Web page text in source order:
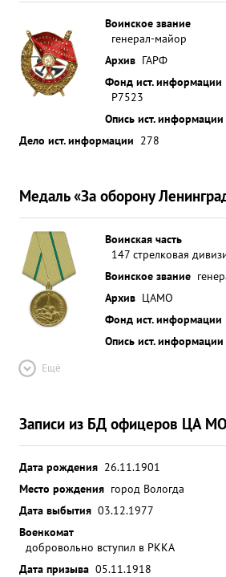
Воинское звание
генерал-майор
Архив ГАРФ
Фонд ист. информации
Р7523
Опись ист. информации
Дело ист. информации 278
Медаль «За оборону
Воинская часть
147 стрелковая
Воинское звание
Архив ЦАМО
Фонд ист. информации
Опись ист. информации
Ещё
Записи из БД офицеров ЦА
Дата рождения 26.11.1901
Место рождения город Вологда
Дата выбытия 03.12.1977
Военкомат
добровольно вступил в РККА
Дата призыва 05.11.1918